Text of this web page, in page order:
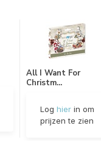
All I Want For
Christm...
Log hierin om
prijzen te zien